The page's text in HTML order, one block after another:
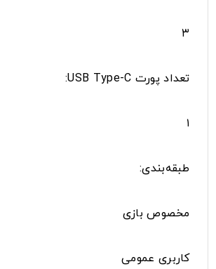
۳
تعداد پورت USB Type-C:
۱
طبقه‌بندی:
مخصوص بازی
کاربری عمومی